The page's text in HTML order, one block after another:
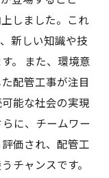
しました。これ
新しい知識や技
。 また、環境意
配管工事が注目
能な社会の実現
に、チームワー
価され、配管工
チャンスです。